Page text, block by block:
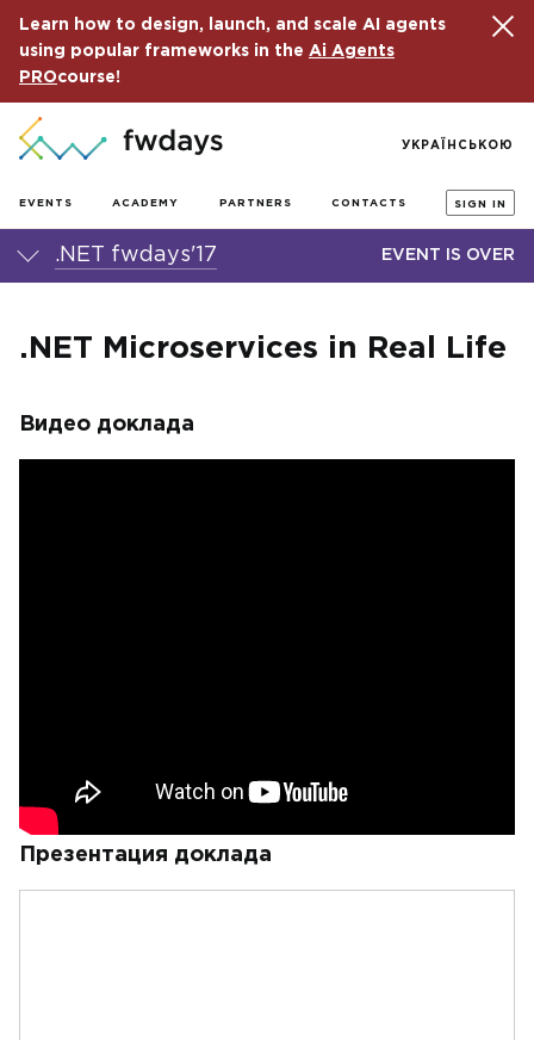
Learn how to design, launch, and scale AI agents
using popular frameworks in the Ai Agents
PROcourse!
EVENTS ACADEMY PARTNERS CONTACTS SIGN IN
УКРАЇНСЬКОЮ
.NET fwdays'17 EVENT IS OVER
.NET Microservices in Real Life
Видео доклада
Презентация доклада